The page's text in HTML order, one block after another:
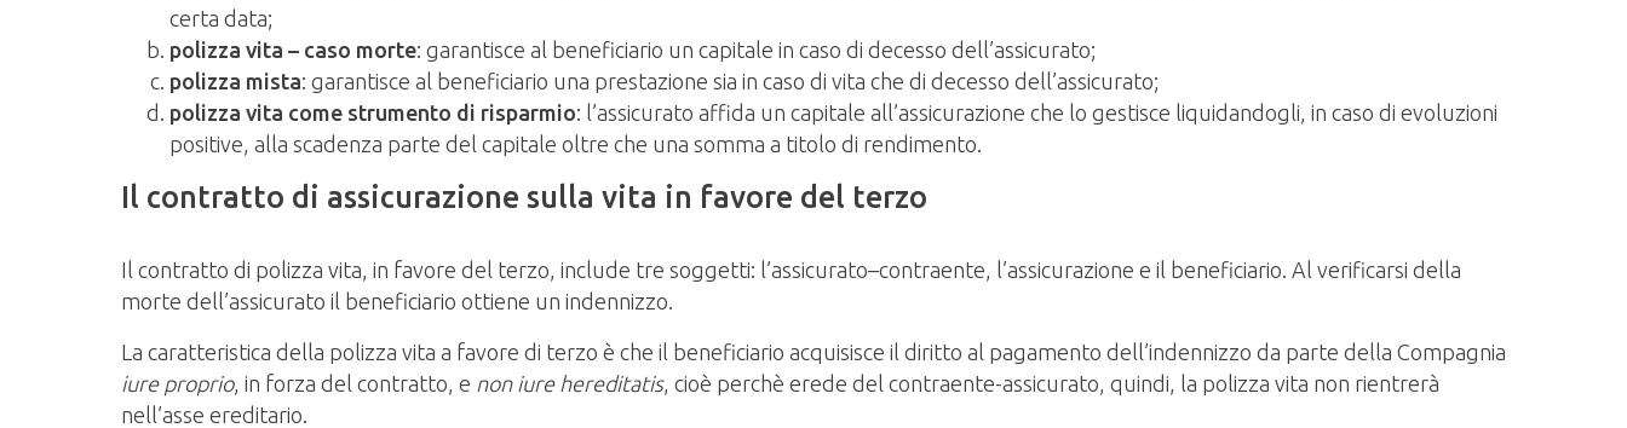
certa data;
polizza vita – caso morte: garantisce al beneficiario un capitale in caso di decesso dell’assicurato;
polizza mista: garantisce al beneficiario una prestazione sia in caso di vita che di decesso dell’assicurato;
polizza vita come strumento di risparmio: l’assicurato affida un capitale all’assicurazione che lo gestisce liquidandogli, in caso di evoluzioni
positive, alla scadenza parte del capitale oltre che una somma a titolo di rendimento.
Il contratto di assicurazione sulla vita in favore del terzo
Il contratto di polizza vita, in favore del terzo, include tre soggetti: l’assicurato–contraente, l’assicurazione e il beneficiario. Al verificarsi della
morte dell’assicurato il beneficiario ottiene un indennizzo.
La caratteristica della polizza vita a favore di terzo è che il beneficiario acquisisce il diritto al pagamento dell’indennizzo da parte della Compagnia
iure proprio, in forza del contratto, e non iure hereditatis, cioè perchè erede del contraente-assicurato, quindi, la polizza vita non rientrerà
nell’asse ereditario.